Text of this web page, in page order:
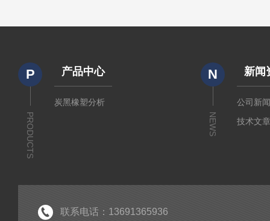
P
PRODUCTS
产品中心
炭黑橡塑分析
N
NEWS
新闻
公司新
技术文
联系电话：13691365936